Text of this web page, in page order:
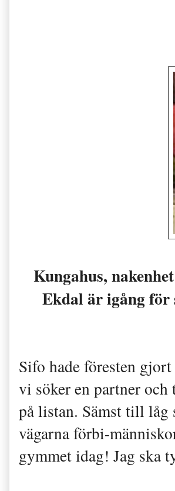
Kungahus,
Ekdal är igång för
Sifo hade föresten
vi söker en partner
på listan. Sämst till
vägarna förbi-
gymmet idag! Jag ska